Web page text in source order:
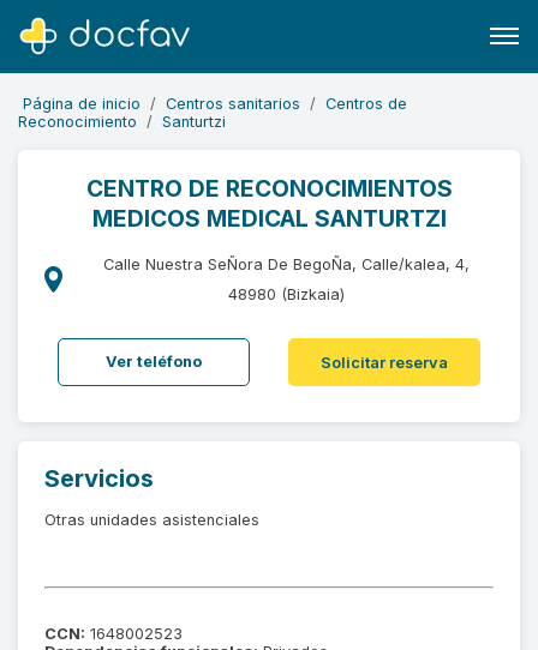
Buscar
Software para clínicas
Soporte
¿Eres un doctor?
Página de inicio Centros sanitarios
Centros de
Reconocimiento
Santurtzi
CENTRO DE RECONOCIMIENTOS
MEDICOS MEDICAL SANTURTZI
Calle Nuestra SeÑora De BegoÑa, Calle/kalea, 4,
48980 (Bizkaia)
Ver teléfono Solicitar reserva
Servicios
Otras unidades asistenciales
CCN: 1648002523